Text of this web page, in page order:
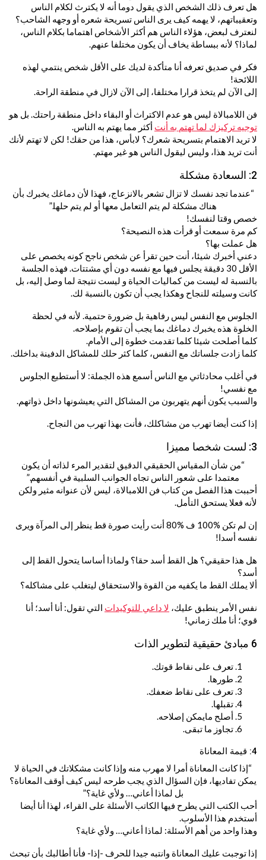
هل تعرف ذلك الشخص الذي يقول دوما أنه لا يكترث لكلام الناس
وتعقيباتهم، لا يهمه كيف يرى الناس تسريحة شعره أو وجهه الشاحب؟
لنعترف لبعض، هؤلاء الناس هم أكثر الأشخاص اهتماما بكلام الناس،
لماذا؟ لأنه ببساطة يخاف أن يكون مختلفا عنهم.
فكر في صديق تعرفه أنا متأكدة لديك على الأقل شخص ينتمي لهذه
اللائحة!
إلى الآن لم يتخذ قرارا مختلفا، إلى الآن لازال في منطقة الراحة.
فن اللامبالاة ليس هو عدم الاكتراث أو البقاء داخل منطقة راحتك. بل هو
توجيه تركيزك لما تهتم به أنت أكثر مما يهتم به الناس.
لا تريد الاهتمام بتسريحة شعرك؟ لابأس، هذا من حقك! لكن لا تهتم لأنك
أنت تريد هذا، وليس ليقول الناس هو غير مهتم.
2: السعادة مشكلة
“عندما تجد نفسك لا تزال تشعر بالانزعاج، فهذا لأن دماغك يخبرك بأن
هناك مشكلة لم يتم التعامل معها أو لم يتم حلها.”
خصص وقتا لنفسك!
كم مرة سمعت أو قرأت هذه النصيحة؟
هل عملت بها؟
دعني أخبرك شيئا، أنت حين تقرأ عن شخص ناجح كونه يخصص على
الأقل 30 دقيقة يجلس فيها مع نفسه دون أي مشتتات. فهذه الجلسة
بالنسبة له ليست من كماليات الحياة و ليست نتيجة لما وصل إليه، بل
كانت وسيلته للنجاح وهكذا يجب أن تكون بالنسبة لك.
الجلوس مع النفس ليس رفاهية بل ضرورة حتمية. لأنه في لحظة
الخلوة هذه يخبرك دماغك بما يجب أن تقوم بإصلاحه.
كلما أصلحت شيئا كلما تقدمت خطوة إلى الأمام.
كلما زادت جلساتك مع النفس، كلما كثر حلك للمشاكل الدفينة بداخلك.
في أغلب محادثاتي مع الناس أسمع هذه الجملة: لا أستطيع الجلوس
مع نفسي!
والسبب يكون أنهم يتهربون من المشاكل التي يعيشونها داخل ذواتهم.
إذا كنت أيضا تهرب من مشاكلك، فأنت بهذا تهرب من النجاح.
3: لست شخصا مميزا
“من شأن المقياس الحقيقي الدقيق لتقدير المرء لذاته أن يكون
معتمدا على شعور الناس تجاه الجوانب السلبية في أنفسهم.”
أحببت هذا الفصل من كتاب فن اللامبالاة، ليس لأن عنوانه مثير ولكن
لأنه فعلا يستحق التأمل.
إن لم تكن %100 ف %80 أنت رأيت صورة قط ينظر إلى المرآة ويرى
نفسه أسدا!
هل هذا حقيقي؟ هل القط أسد حقا؟ ولماذا أساسا يتحول القط إلى
أسد؟
ألا يملك القط ما يكفيه من القوة والاستحقاق ليتغلب على مشاكله؟
نفس الأمر ينطبق عليك، لا داعي للتوكيدات التي تقول: أنا أسد؛ أنا
قوي؛ أنا ملك زماني!
6 مبادئ حقيقية لتطوير الذات
تعرف على نقاط قوتك.
طورها.
تعرف على نقاط ضعفك.
تقبلها.
أصلح مايمكن إصلاحه.
تجاوز ما تبقى.
4: قيمة المعاناة
“إذا كانت المعاناة أمرا لا مهرب منه وإذا كانت مشكلاتك في الحياة لا
يمكن تفاديها، فإن السؤال الذي يجب طرحه ليس كيف أوقف المعاناة؟
بل لماذا أعاني… ولأي غاية؟”
أحب الكتب التي يطرح فيها الكاتب الأسئلة على القراء، لهذا أنا أيضا
أستخدم هذا الأسلوب.
وهذا واحد من أهم الأسئلة: لماذا أعاني… ولأي غاية؟
إذا توجبت عليك المعاناة وانتبه جيدا للحرف -إذا- فأنا أطالبك بأن تبحث